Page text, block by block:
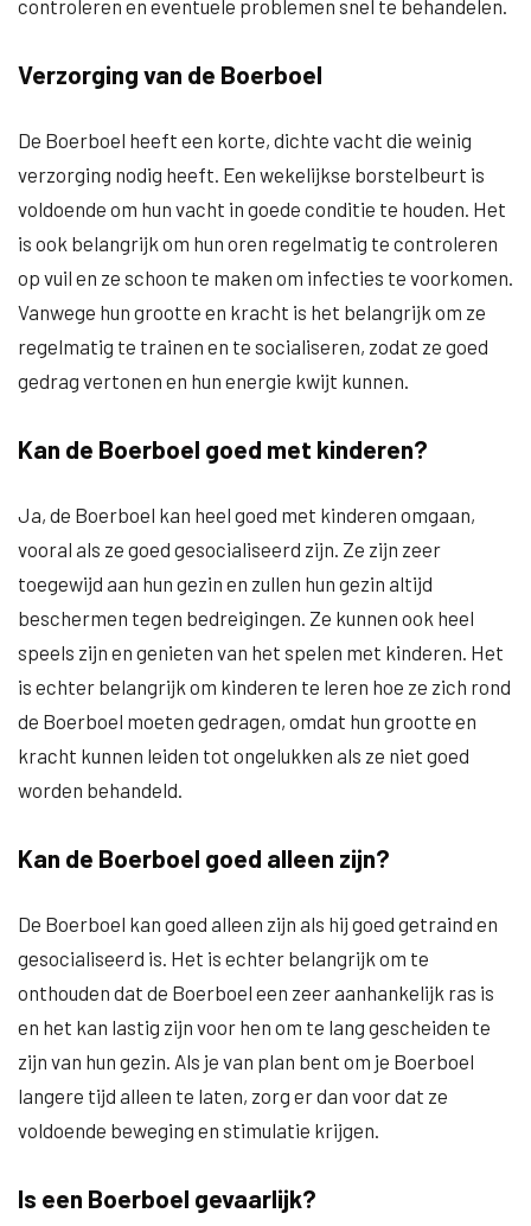
controleren en eventuele problemen snel te behandelen.
Verzorging van de Boerboel
De Boerboel heeft een korte, dichte vacht die weinig
verzorging nodig heeft. Een wekelijkse borstelbeurt is
voldoende om hun vacht in goede conditie te houden. Het
is ook belangrijk om hun oren regelmatig te controleren
op vuil en ze schoon te maken om infecties te voorkomen.
Vanwege hun grootte en kracht is het belangrijk om ze
regelmatig te trainen en te socialiseren, zodat ze goed
gedrag vertonen en hun energie kwijt kunnen.
Kan de Boerboel goed met kinderen?
Ja, de Boerboel kan heel goed met kinderen omgaan,
vooral als ze goed gesocialiseerd zijn. Ze zijn zeer
toegewijd aan hun gezin en zullen hun gezin altijd
beschermen tegen bedreigingen. Ze kunnen ook heel
speels zijn en genieten van het spelen met kinderen. Het
is echter belangrijk om kinderen te leren hoe ze zich rond
de Boerboel moeten gedragen, omdat hun grootte en
kracht kunnen leiden tot ongelukken als ze niet goed
worden behandeld.
Kan de Boerboel goed alleen zijn?
De Boerboel kan goed alleen zijn als hij goed getraind en
gesocialiseerd is. Het is echter belangrijk om te
onthouden dat de Boerboel een zeer aanhankelijk ras is
en het kan lastig zijn voor hen om te lang gescheiden te
zijn van hun gezin. Als je van plan bent om je Boerboel
langere tijd alleen te laten, zorg er dan voor dat ze
voldoende beweging en stimulatie krijgen.
Is een Boerboel gevaarlijk?